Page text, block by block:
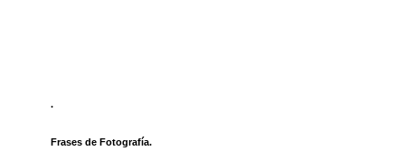
.
Frases de Fotografía.